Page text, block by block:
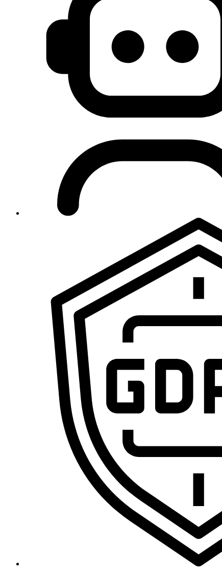
Domina la sistematización con IA y conviértete en el
Primeros Pasos en VA360
Ecosistema Claude desde cero: domina el chat, Skills, MCP y Claude
Curso de n8n 2.0: Domina las Automatizaciones de Cero a Experto
Curso de Agentes IA – De cero a experto
Marco Legal de la IA: RGPD, IA Act y Data Act para Profesionales
Curso de VibeCoding de Cero a Experto
Freepik Spaces desde cero: crea, organiza y automatiza contenido
Curso de CapCut de Cero a Experto por Ramon Teleco
Legal y Blog